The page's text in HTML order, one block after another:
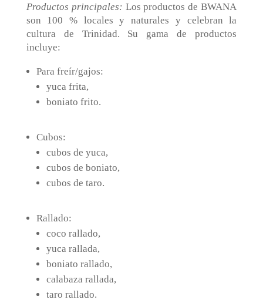
Productos principales: Los productos de BWANA
son 100 % locales y naturales y celebran la
cultura de Trinidad. Su gama de productos
incluye:
Para freír/gajos:
yuca frita,
boniato frito.
Cubos:
cubos de yuca,
cubos de boniato,
cubos de taro.
Rallado:
coco rallado,
yuca rallada,
boniato rallado,
calabaza rallada,
taro rallado.